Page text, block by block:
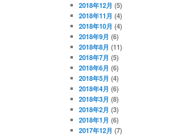
2018年12月 (5)
2018年11月 (4)
2018年10月 (4)
2018年9月 (6)
2018年8月 (11)
2018年7月 (5)
2018年6月 (6)
2018年5月 (4)
2018年4月 (6)
2018年3月 (8)
2018年2月 (3)
2018年1月 (6)
2017年12月 (7)